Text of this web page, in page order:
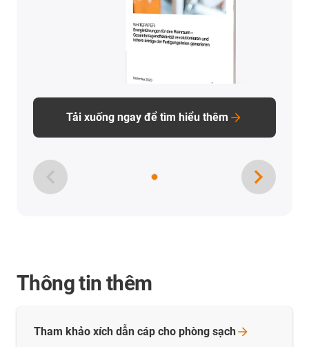
Tải xuống ngay để tìm hiểu thêm
Thông tin thêm
Tham khảo xích dẫn cáp cho phòng sạch